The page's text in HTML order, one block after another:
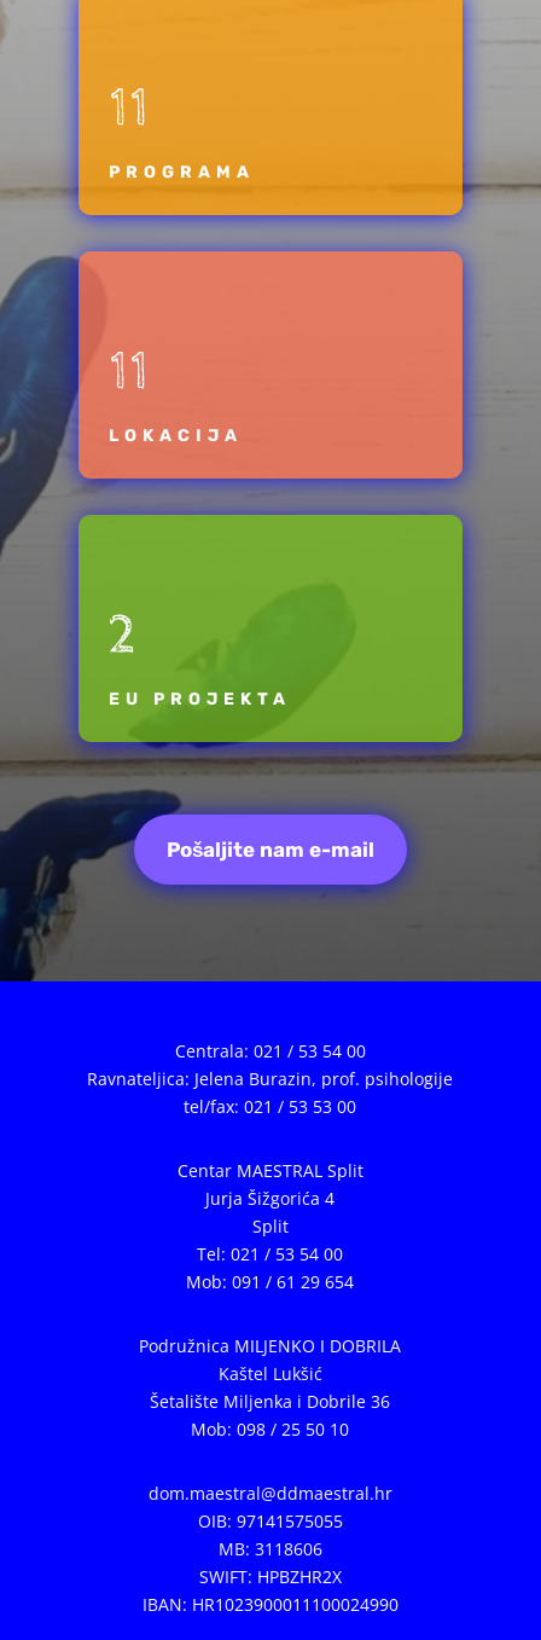
11
PROGRAMA
11
LOKACIJA
2
EU PROJEKTA
Pošaljite nam e-mail
Centrala: 021 / 53 54 00
Ravnateljica: Jelena Burazin, prof. psihologije
tel/fax: 021 / 53 53 00
Centar MAESTRAL Split
Jurja Šižgorića 4
Split
Tel: 021 / 53 54 00
Mob: 091 / 61 29 654
Podružnica MILJENKO I DOBRILA
Kaštel Lukšić
Šetalište Miljenka i Dobrile 36
Mob: 098 / 25 50 10
dom.maestral@ddmaestral.hr
OIB: 97141575055
MB: 3118606
SWIFT: HPBZHR2X
IBAN: HR1023900011100024990